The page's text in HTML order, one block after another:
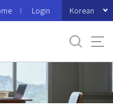
Login Korean